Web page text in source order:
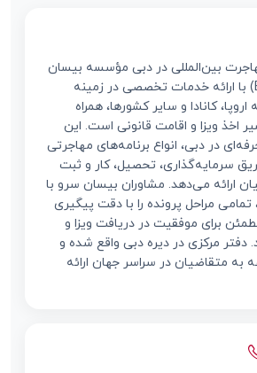
بین‌المللی در دبی مؤسسه بیسان
سرو (BISAN SARV) با ارائه خدمات تخصصی در زمینه
کانادا و سایر کشورها، همراه
اخذ ویزا و اقامت قانونی است. این
در دبی، انواع برنامه‌های مهاجرتی
سرمایه‌گذاری، تحصیل، کار و ثبت
ارائه می‌دهد. مشاوران بیسان سرو با
مراحل پرونده را با دقت پیگیری
برای موفقیت در دریافت ویزا و
دفتر مرکزی در دیره دبی واقع شده و
متقاضیان در سراسر جهان ارائه